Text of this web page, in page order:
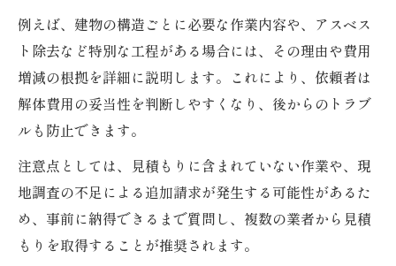
例えば、建物の構造ごとに必要な作業内容や、アスベス
ト除去など特別な工程がある場合には、その理由や費用
増減の根拠を詳細に説明します。これにより、依頼者は
解体費用の妥当性を判断しやすくなり、後からのトラブ
ルも防止できます。
注意点としては、見積もりに含まれていない作業や、現
地調査の不足による追加請求が発生する可能性があるた
め、事前に納得できるまで質問し、複数の業者から見積
もりを取得することが推奨されます。